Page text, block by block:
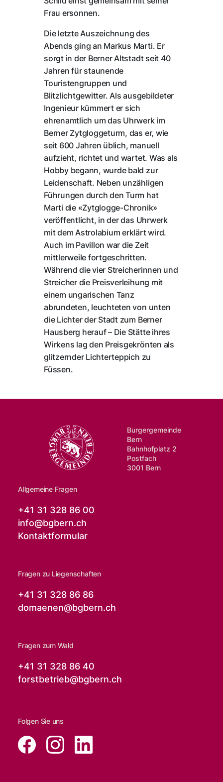
Frau ersonnen.
Die letzte Auszeichnung des
Abends ging an Markus Marti. Er
sorgt in der Berner Altstadt seit 40
Jahren für staunende
Touristengruppen und
Blitzlichtgewitter. Als ausgebildeter
Ingenieur kümmert er sich
ehrenamtlich um das Uhrwerk im
Berner Zytgloggeturm, das er, wie
seit 600 Jahren üblich, manuell
aufzieht, richtet und wartet. Was als
Hobby begann, wurde bald zur
Leidenschaft. Neben unzähligen
Führungen durch den Turm hat
Marti die «Zytglogge-Chronik»
veröffentlicht, in der das Uhrwerk
mit dem Astrolabium erklärt wird.
Auch im Pavillon war die Zeit
mittlerweile fortgeschritten.
Während die vier Streicherinnen und
Streicher die Preisverleihung mit
einem ungarischen Tanz
abrundeten, leuchteten von unten
die Lichter der Stadt zum Berner
Hausberg herauf – Die Stätte ihres
Wirkens lag den Preisgekrönten als
glitzernder Lichterteppich zu
Füssen.
Burgergemeinde
Bern
Bahnhofplatz 2
Postfach
3001 Bern
Allgemeine Fragen
+41 31 328 86 00
info@bgbern.ch
Kontaktformular
Fragen zu Liegenschaften
+41 31 328 86 86
domaenen@bgbern.ch
Fragen zum Wald
+41 31 328 86 40
forstbetrieb@bgbern.ch
Folgen Sie uns